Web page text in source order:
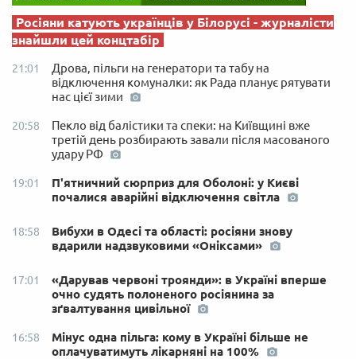
Росіяни катують українців у Білорусі - журналісти
знайшли цей концтабір
21:01
Дрова, пільги на генератори та табу на
відключення комуналки: як Рада планує рятувати
нас цієї зими
20:58
Пекло від балістики та спеки: на Київщині вже
третій день розбирають завали після масованого
удару РФ
19:01
П'ятничний сюрприз для Оболоні: у Києві
почалися аварійні відключення світла
18:58
Вибухи в Одесі та області: росіяни знову
вдарили надзвуковими «Оніксами»
17:01
«Дарував червоні троянди»: в Україні вперше
очно судять полоненого росіянина за
зґвалтування цивільної
16:58
Мінус одна пільга: кому в Україні більше не
оплачуватимуть лікарняні на 100%